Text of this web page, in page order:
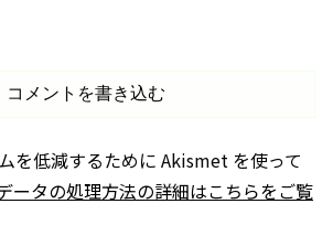
コメントを書き込む
を低減するために Akismet を使って
ータの処理方法の詳細はこちらをご覧